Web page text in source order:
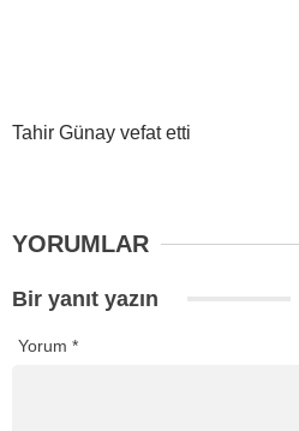
Tahir Günay vefat etti
YORUMLAR
Bir yanıt yazın
Yorum *